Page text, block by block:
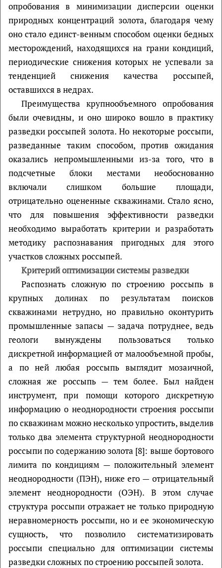
опробования в минимизации дисперсии оценки
природных концентраций золота, благодаря чему
оно стало единст-венным способом оценки бедных
месторождений, находящихся на грани кондиций,
периодические снижения которых не успевали за
тенденцией снижения качества россыпей,
оставшихся в недрах.
Преимущества крупнообъемного опробования
были очевидны, и оно широко вошло в практику
разведки россыпей золота. Но некоторые россыпи,
разведанные таким способом, против ожидания
оказались непромышленными из-за того, что в
подсчетные блоки местами необоснованно
включали слишком большие площади,
отрицательно оцененные скважинами. Стало ясно,
что для повышения эффективности разведки
необходимо выработать критерии и разработать
методику распознавания пригодных для этого
участков сложных россыпей.
Критерий оптимизации системы разведки
Распознать сложную по строению россыпь в
крупных долинах по результатам поисков
скважинами нетрудно, но правильно оконтурить
промышленные запасы — задача потруднее, ведь
геологи вынуждены пользоваться только
дискретной информацией от малообъемной пробы,
а по ней любая россыпь выглядит мозаичной,
сложная же россыпь — тем более. Был найден
инструмент, при помощи которого дискретную
информацию о неоднородности строения россыпи
по скважинам можно несколько упростить, выделив
только два элемента структурной неоднородности
россыпи по содержанию золота [8]: выше бортового
лимита по кондициям — положительный элемент
неоднородности (ПЭН), ниже его — отрицательный
элемент неоднородности (ОЭН). В этом случае
структура россыпи отражает не только природную
неравномерность россыпи, но и ее экономическую
сущность, что позволило систематизировать
россыпи специально для оптимизации системы
разведки сложных по строению россыпей золота.